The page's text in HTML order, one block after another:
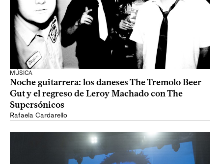
MÚSICA
Noche guitarrera: los daneses The Tremolo Beer
Gut y el regreso de Leroy Machado con The
Supersónicos
Rafaela Cardarello